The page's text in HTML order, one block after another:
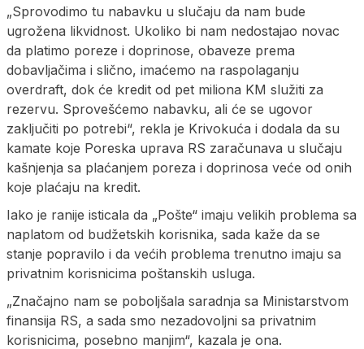
„Sprovodimo tu nabavku u slučaju da nam bude
ugrožena likvidnost. Ukoliko bi nam nedostajao novac
da platimo poreze i doprinose, obaveze prema
dobavljačima i slično, imaćemo na raspolaganju
overdraft, dok će kredit od pet miliona KM služiti za
rezervu. Sprovešćemo nabavku, ali će se ugovor
zaključiti po potrebi“, rekla je Krivokuća i dodala da su
kamate koje Poreska uprava RS zaračunava u slučaju
kašnjenja sa plaćanjem poreza i doprinosa veće od onih
koje plaćaju na kredit.
Iako je ranije isticala da „Pošte“ imaju velikih problema sa
naplatom od budžetskih korisnika, sada kaže da se
stanje popravilo i da većih problema trenutno imaju sa
privatnim korisnicima poštanskih usluga.
„Značajno nam se poboljšala saradnja sa Ministarstvom
finansija RS, a sada smo nezadovoljni sa privatnim
korisnicima, posebno manjim“, kazala je ona.